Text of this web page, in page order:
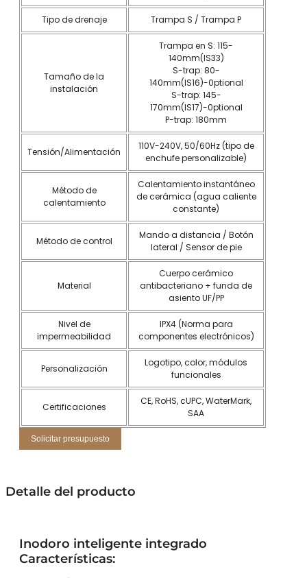
Tipo de drenaje Trampa S / Trampa P
Tamaño de la
instalación
Trampa en S: 115-
140mm(IS33)
S-trap: 80-
140mm(lS16)-0ptional
S-trap: 145-
170mm(lS17)-0ptional
P-trap: 180mm
Tensión/Alimentación
110V-240V, 50/60Hz (tipo de
enchufe personalizable)
Método de
calentamiento
Calentamiento instantáneo
de cerámica (agua caliente
constante)
Método de control
Mando a distancia / Botón
lateral / Sensor de pie
Material
Cuerpo cerámico
antibacteriano + funda de
asiento UF/PP
Nivel de
impermeabilidad
IPX4 (Norma para
componentes electrónicos)
Personalización
Logotipo, color, módulos
funcionales
Certificaciones
CE, RoHS, cUPC, WaterMark,
SAA
Solicitar presupuesto
Detalle del producto
Inodoro inteligente integrado
Características: